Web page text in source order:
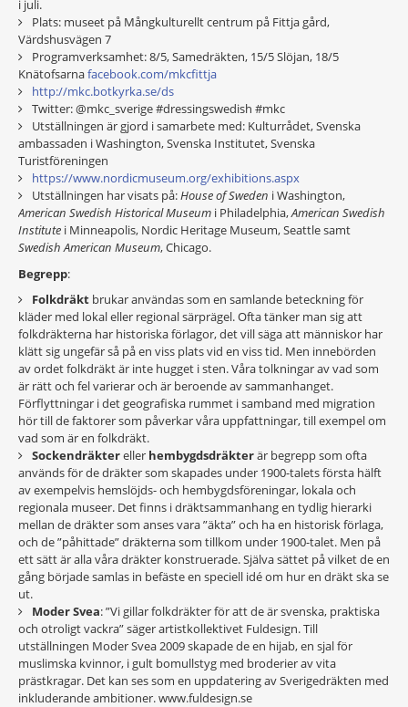
i juli.
Plats: museet på Mångkulturellt centrum på Fittja gård,
Värdshusvägen 7
Programverksamhet: 8/5, Samedräkten, 15/5 Slöjan, 18/5
Knätofsarnafacebook.com/mkcfittja
http://mkc.botkyrka.se/ds
Twitter: @mkc_sverige #dressingswedish #mkc
Utställningen är gjord i samarbete med: Kulturrådet, Svenska
ambassaden i Washington, Svenska Institutet, Svenska
Turistföreningen
https://www.nordicmuseum.org/exhibitions.aspx
Utställningen har visats på:House of Sweden i Washington,
American Swedish Historical Museum i Philadelphia,American Swedish
Institute i Minneapolis, Nordic Heritage Museum, Seattle samt
Swedish American Museum, Chicago.
Begrepp:
Folkdräkt brukar användas som en samlande beteckning för
kläder med lokal eller regional särprägel. Ofta tänker man sig att
folkdräkterna har historiska förlagor, det vill säga att människor har
klätt sig ungefär så på en viss plats vid en viss tid. Men innebörden
av ordet folkdräkt är inte hugget i sten. Våra tolkningar av vad som
är rätt och fel varierar och är beroende av sammanhanget.
Förflyttningar i det geografiska rummet i samband med migration
hör till de faktorer som påverkar våra uppfattningar, till exempel om
vad som är en folkdräkt.
Sockendräktereller hembygdsdräkterär begrepp som ofta
används för de dräkter som skapades under 1900-talets första hälft
av exempelvis hemslöjds- och hembygdsföreningar, lokala och
regionala museer. Det finns i dräktsammanhang en tydlig hierarki
mellan de dräkter som anses vara ”äkta” och ha en historisk förlaga,
och de ”påhittade” dräkterna som tillkom under 1900-talet. Men på
ett sätt är alla våra dräkter konstruerade. Själva sättet på vilket de en
gång började samlas in befäste en speciell idé om hur en dräkt ska se
ut.
Moder Svea: ”Vi gillar folkdräkter för att de är svenska, praktiska
och otroligt vackra” säger artistkollektivet Fuldesign. Till
utställningen Moder Svea 2009 skapade de en hijab, en sjal för
muslimska kvinnor, i gult bomullstyg med broderier av vita
prästkragar. Det kan ses som en uppdatering av Sverigedräkten med
inkluderande ambitioner. www.fuldesign.se